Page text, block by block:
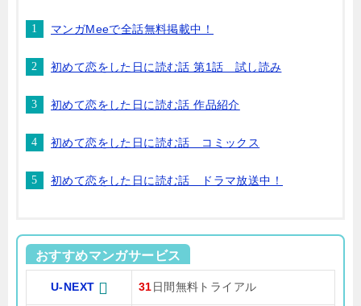
マンガMeeで全話無料掲載中！
初めて恋をした日に読む話 第1話 試し読み
初めて恋をした日に読む話 作品紹介
初めて恋をした日に読む話 コミックス
初めて恋をした日に読む話 ドラマ放送中！
おすすめマンガサービス
U-NEXT 31 日間無料トライアル